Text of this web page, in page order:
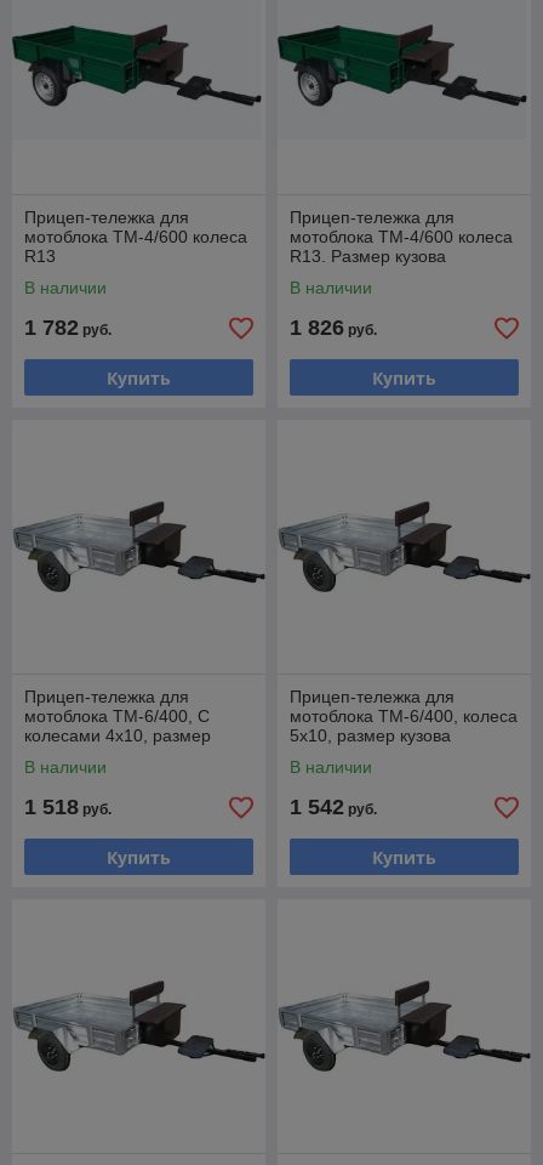
Прицеп-тележка для
мотоблока ТМ-4/600 колеса
R13
В наличии
1 782 руб.
Купить
Прицеп-тележка для
мотоблока ТМ-4/600 колеса
R13. Размер кузова
В наличии
1 826 руб.
Купить
Прицеп-тележка для
мотоблока ТМ-6/400, C
колесами 4х10, размер
В наличии
1 518 руб.
Купить
Прицеп-тележка для
мотоблока ТМ-6/400, колеса
5х10, размер кузова
В наличии
1 542 руб.
Купить